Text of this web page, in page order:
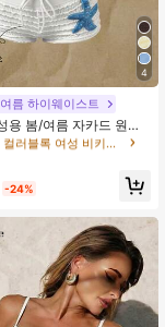
4
름 하이웨이스트
용 봄/여름 자카드 원단
키니 하의
컬러블록 여성 비키니 하의
컬러블록 여성 비키니 하의
컬러블록 여성 비키니 하의
-24%